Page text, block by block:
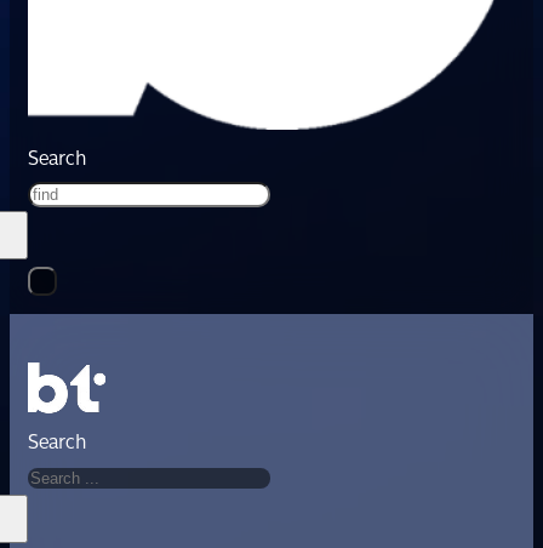
Search
Search